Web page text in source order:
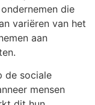
die
variëren van het
aan
de sociale
mensen